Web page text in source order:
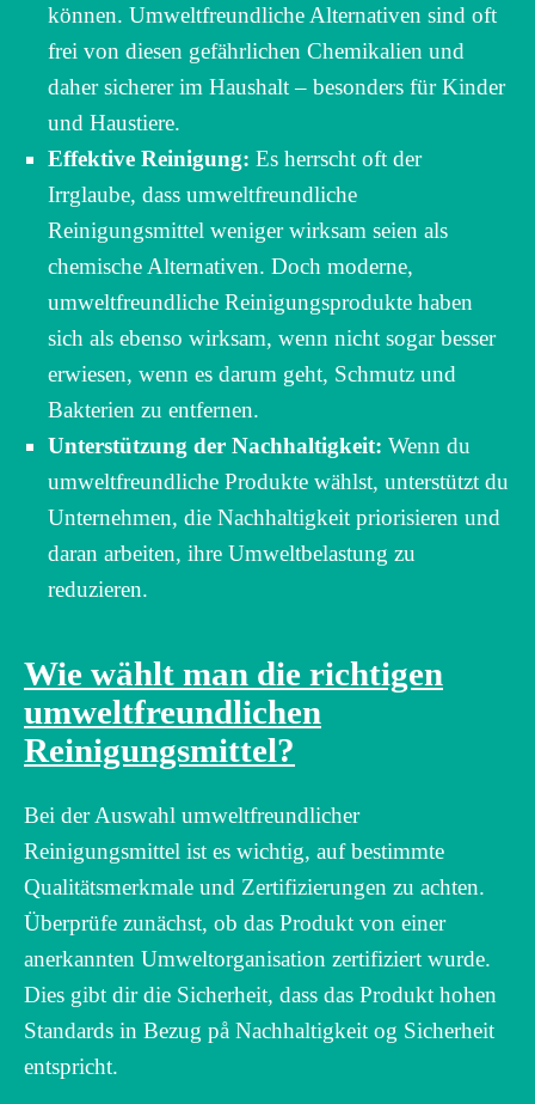
können. Umweltfreundliche Alternativen sind oft
frei von diesen gefährlichen Chemikalien und
daher sicherer im Haushalt – besonders für Kinder
und Haustiere.
Effektive Reinigung: Es herrscht oft der
Irrglaube, dass umweltfreundliche
Reinigungsmittel weniger wirksam seien als
chemische Alternativen. Doch moderne,
umweltfreundliche Reinigungsprodukte haben
sich als ebenso wirksam, wenn nicht sogar besser
erwiesen, wenn es darum geht, Schmutz und
Bakterien zu entfernen.
Unterstützung der Nachhaltigkeit: Wenn du
umweltfreundliche Produkte wählst, unterstützt du
Unternehmen, die Nachhaltigkeit priorisieren und
daran arbeiten, ihre Umweltbelastung zu
reduzieren.
Wie wählt man die richtigen
umweltfreundlichen
Reinigungsmittel?
Bei der Auswahl umweltfreundlicher
Reinigungsmittel ist es wichtig, auf bestimmte
Qualitätsmerkmale und Zertifizierungen zu achten.
Überprüfe zunächst, ob das Produkt von einer
anerkannten Umweltorganisation zertifiziert wurde.
Dies gibt dir die Sicherheit, dass das Produkt hohen
Standards in Bezug på Nachhaltigkeit og Sicherheit
entspricht.